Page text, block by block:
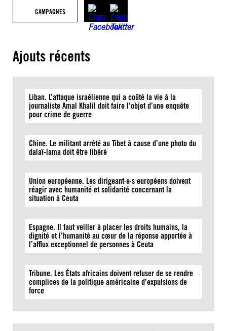
CAMPAGNES
Ajouts récents
Liban. L’attaque israélienne qui a coûté la vie à la
journaliste Amal Khalil doit faire l’objet d’une enquête
pour crime de guerre
Chine. Le militant arrêté au Tibet à cause d’une photo du
dalaï-lama doit être libéré
Union européenne. Les dirigeant·e·s européens doivent
réagir avec humanité et solidarité concernant la
situation à Ceuta
Espagne. Il faut veiller à placer les droits humains, la
dignité et l’humanité au cœur de la réponse apportée à
l’afflux exceptionnel de personnes à Ceuta
Tribune. Les États africains doivent refuser de se rendre
complices de la politique américaine d’expulsions de
force